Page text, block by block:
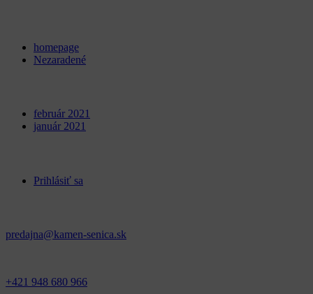
homepage
Nezaradené
február 2021
január 2021
Prihlásiť sa
predajna@kamen-senica.sk
+421 948 680 966